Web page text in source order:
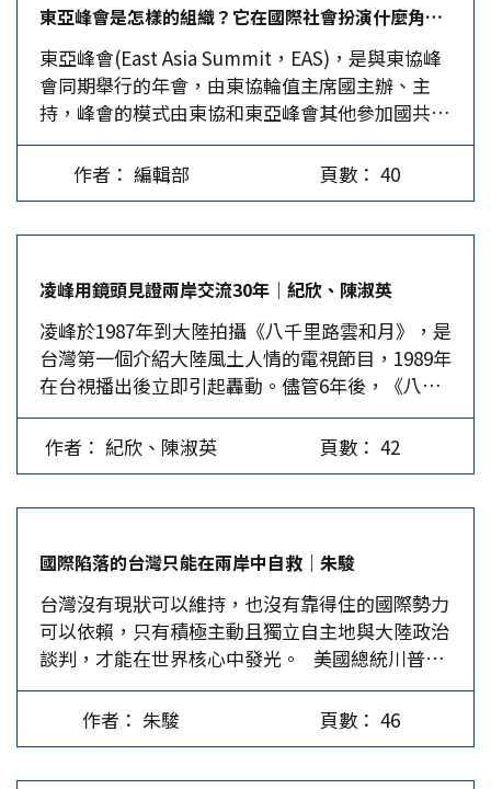
所未見的「特例」待遇，當然是做給川普看的。川
普身邊重要的親信幕僚一個個走馬換將，國務院地
位下滑，當前最能影響川普的是川普家族。日本精
準選對標的，惟作法過於露骨。…
聖彼得堡國際經濟論壇峰會，與俄國領導人晤面，
兩國才結束4年互不往來的局面。在峰會上，普丁
透過沙王之子面邀沙王，但過去由於敘利亞戰事一
直在膠著狀態，苦無適當時機，沙王此次訪俄成
功，很明顯的是由於在敘國內戰中，俄羅斯支持的
阿塞德政府已取得戰略勝利，奪回85%遭IS占領的
土地。…
東亞峰會是怎樣的組織？它在國際社會扮演什麼角色？｜編輯部
東亞峰會(East Asia Summit，EAS)，是與東協峰
會同期舉行的年會，由東協輪值主席國主辦、主
持，峰會的模式由東協和東亞峰會其他參加國共同
審議；它是一個開放、包容、透明和具有前瞻性的
戰略論壇，讓東協在東亞合作進程中發揮主導作
用。 基於全球和地區經濟自由化帶來的競爭日益
努力加速東南亞一體化進程；會議還決定，每年舉
行一次非正式領袖會議，並歡迎其他亞洲國家的領
導人參加。 1997年亞洲金融危機給東亞國家造成
了災難性的損失，但也激發了各國推動地區合作的
強烈願望，同年底，東協與中日韓領導人聚首馬來
西亞首都吉隆坡，「10+3」合作機制正式啟動。
…
作者： 編輯部 頁數： 40
凌峰用鏡頭見證兩岸交流30年｜紀欣、陳淑英
凌峰於1987年到大陸拍攝《八千里路雲和月》，是
台灣第一個介紹大陸風土人情的電視節目，1989年
在台視播出後立即引起轟動。儘管6年後，《八
千》被停播，但凌峰從未放棄用影像拍攝他心目中
的祖國及家鄉。 凌峰的家，在台北市莊敬路，鄰
近四四南村的一棟大樓裡。進門見到的是一架大鋼
本以為會在客廳訪談，他卻引我們上樓，進到一間
存放著數千個音像錄影帶的資料庫，櫃架一個挨著
一個，每一層每一格放滿《八千里路雲和月》（下
稱《八千》）的原始影像帶，每一盒每一片都清楚
地編上號碼、寫上拍攝時間及內容。「這個房間是
我整個屋子裡最奢華的空間，終年維持恆溫恆濕，
為的是保存這些片子。」凌峰用他獨特的腔調笑著
說。 30年前，凌峰很紅。他1977年出道，1980年
作者： 紀欣、陳淑英 頁數： 42
國際陷落的台灣只能在兩岸中自救｜朱駿
台灣沒有現狀可以維持，也沒有靠得住的國際勢力
可以依賴，只有積極主動且獨立自主地與大陸政治
談判，才能在世界核心中發光。 美國總統川普訪
問中國大陸之前，台灣有不少人擔心他在大陸與習
近平會談時會出賣台灣的利益，當他與習談完之
後，確定台灣只是在「一個中國原則」的框架中被
作者： 朱駿 頁數： 46